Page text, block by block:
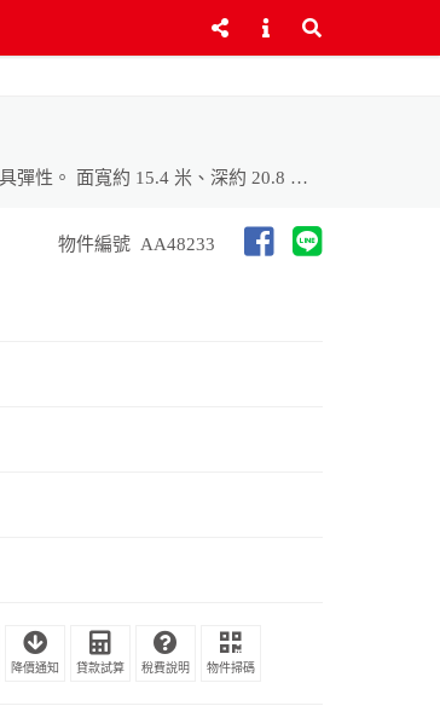
稀有小坪數農地｜約 91.96 坪，總價負擔相對輕鬆，適合初次入手土地族群。 臨路 20 米｜進出便利，大面道路連接性佳，未來使用更具彈性。 面寬約 15.4 米、深約 20.8 米｜土地比例方正，規劃利用更靈活。 鄰近鹽寮海岸風景區｜坐擁花東海岸線自然景觀，感受山海相伴的生活步調。 休閒置產首選｜適合假日農趣、露營休憩、退休慢活規劃，享受遠離都市喧囂的寧靜。 親近海景與自然環境｜晨起迎海風、傍晚賞天色變化，擁抱東海岸獨有風光。
物件編號 AA48233
降價通知 貸款試算 稅費說明 物件掃碼